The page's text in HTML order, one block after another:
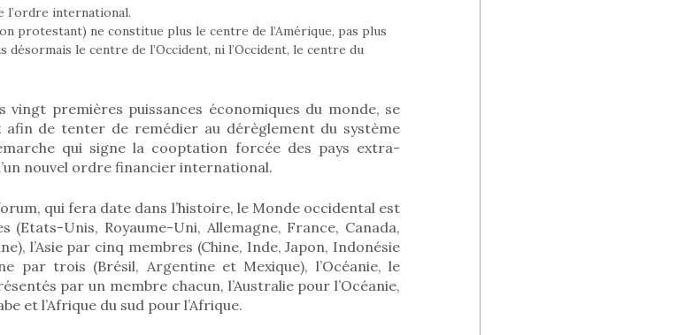
l’ordre international.
protestant) ne constitue plus le centre de l’Amérique, pas plus
le centre de l’Occident, ni l’Occident, le centre du
vingt premières puissances économiques du monde, se
de tenter de remédier au dérèglement du système
qui signe la cooptation forcée des pays extra-
nouvel ordre financier international.
qui fera date dans l’histoire, le Monde occidental est
Unis, Royaume-Uni, Allemagne, France, Canada,
l’Asie par cinq membres (Chine, Inde, Japon, Indonésie
par trois (Brésil, Argentine et Mexique), l’Océanie, le
par un membre chacun, l’Australie pour l’Océanie,
et l’Afrique du sud pour l’Afrique.